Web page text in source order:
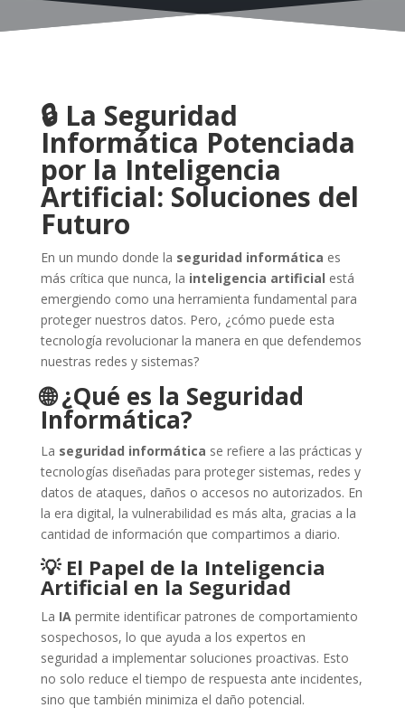
🔒 La Seguridad
Informática Potenciada
por la Inteligencia
Artificial: Soluciones del
Futuro
En un mundo donde la seguridad informática es
más crítica que nunca, la inteligencia artificial está
emergiendo como una herramienta fundamental para
proteger nuestros datos. Pero, ¿cómo puede esta
tecnología revolucionar la manera en que defendemos
nuestras redes y sistemas?
🌐 ¿Qué es la Seguridad
Informática?
La seguridad informática se refiere a las prácticas y
tecnologías diseñadas para proteger sistemas, redes y
datos de ataques, daños o accesos no autorizados. En
la era digital, la vulnerabilidad es más alta, gracias a la
cantidad de información que compartimos a diario.
💡 El Papel de la Inteligencia
Artificial en la Seguridad
La IApermite identificar patrones de comportamiento
sospechosos, lo que ayuda a los expertos en
seguridad a implementar soluciones proactivas. Esto
no solo reduce el tiempo de respuesta ante incidentes,
sino que también minimiza el daño potencial.